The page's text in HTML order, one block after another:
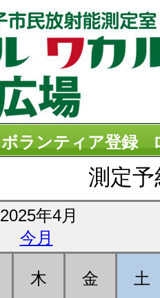
ボランティア登録
測定
2025年4月
今月
木 金 土